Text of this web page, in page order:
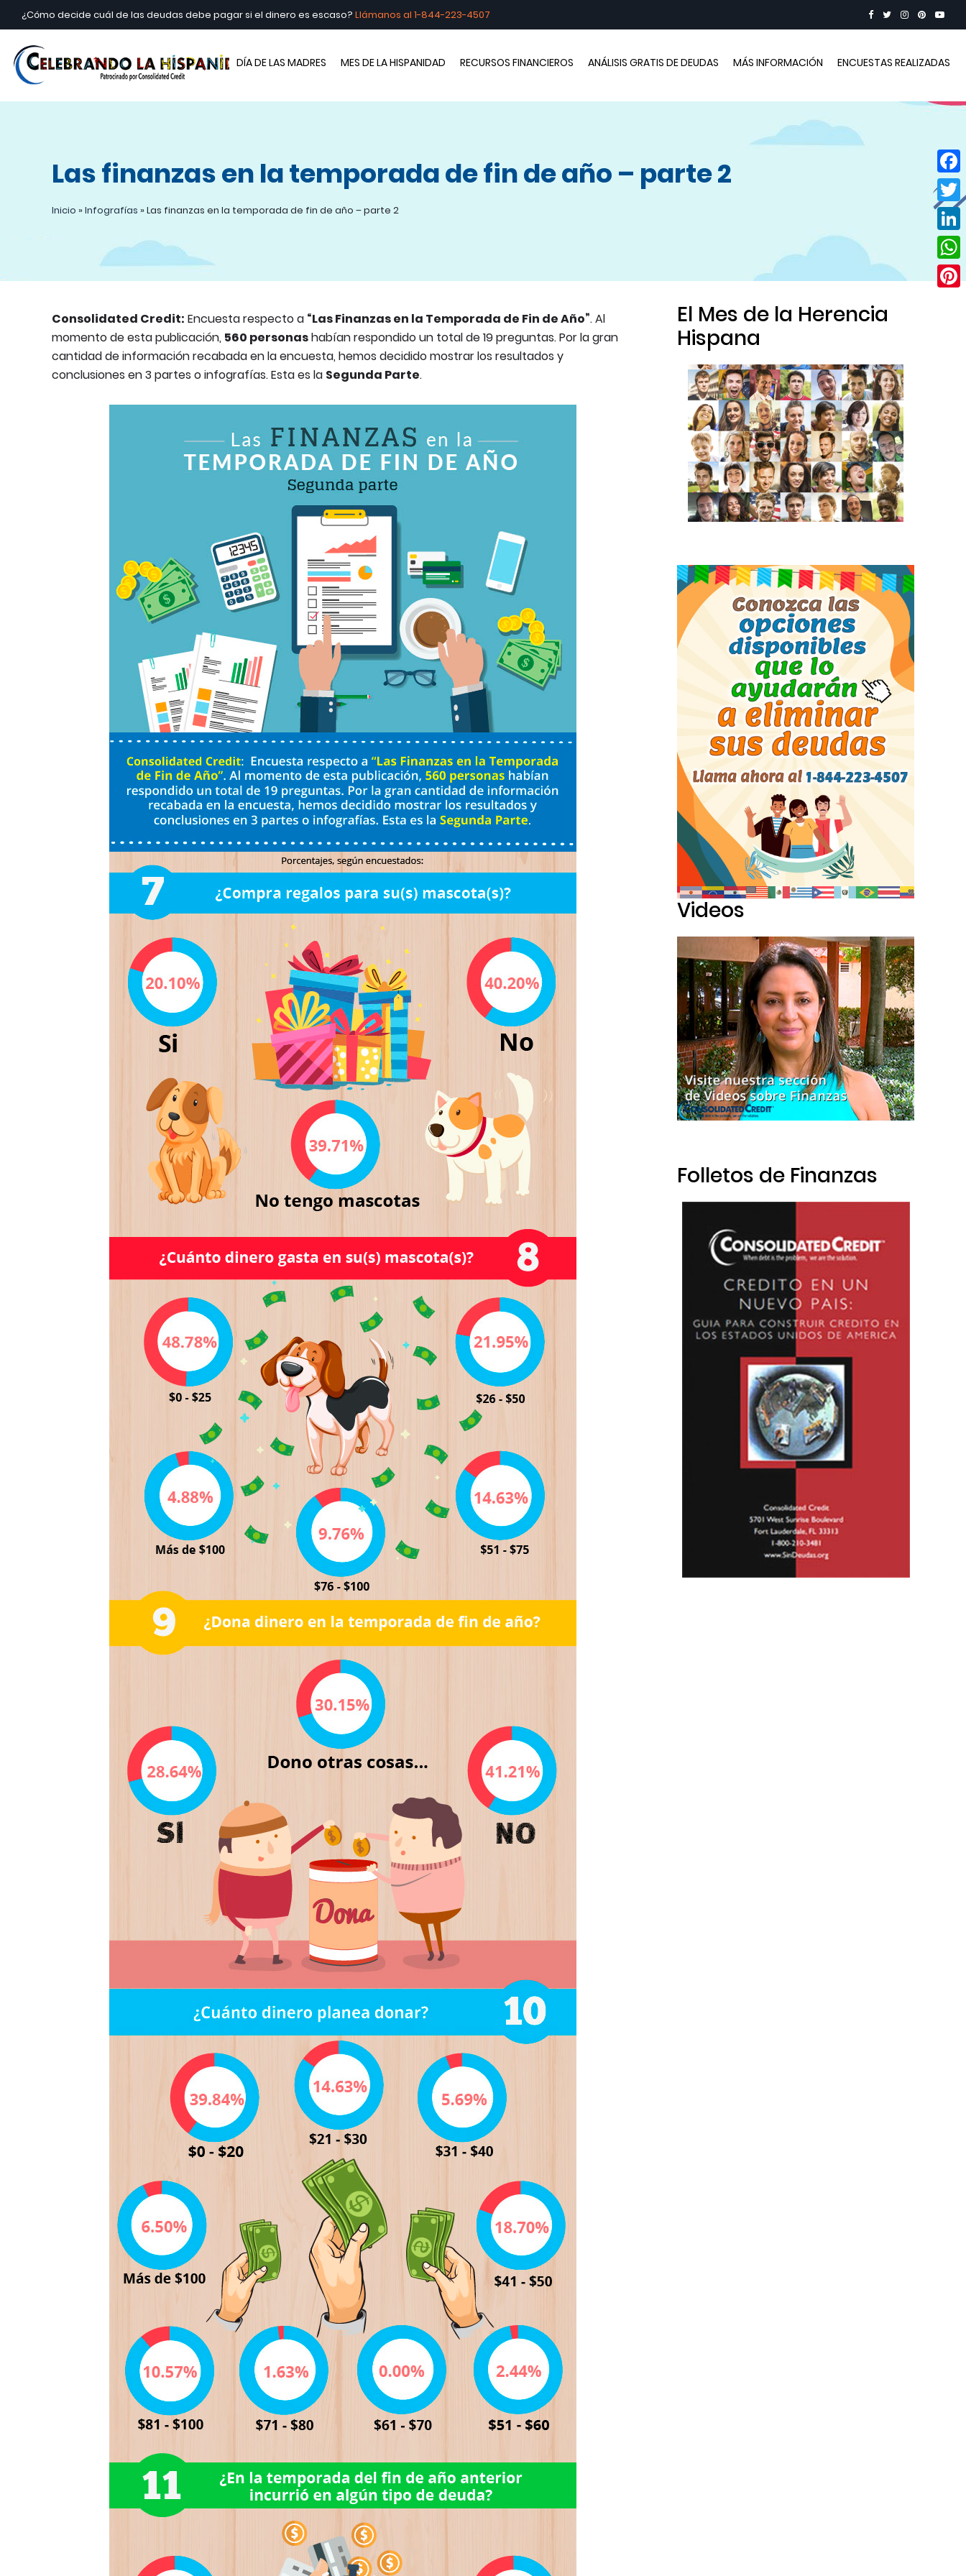
¿Cómo decide cuál de las deudas debe pagar si el dinero es escaso? Llámanos al 1-844-223-4507
DÍA DE LAS MADRES MES DE LA HISPANIDAD RECURSOS FINANCIEROS ANÁLISIS GRATIS DE DEUDAS MÁS INFORMACIÓN ENCUESTAS REALIZADAS
Las finanzas en la temporada de fin de año – parte 2
Inicio » Infografías » Las finanzas en la temporada de fin de año – parte 2
Consolidated Credit: Encuesta respecto a “Las Finanzas en la Temporada de Fin de Año”. Al
momento de esta publicación, 560 personashabían respondido un total de 19 preguntas. Por la gran
cantidad de información recabada en la encuesta, hemos decidido mostrar los resultados y
conclusiones en 3 partes o infografías. Esta es la Segunda Parte.
El Mes de la Herencia
Hispana
Videos
Folletos de Finanzas